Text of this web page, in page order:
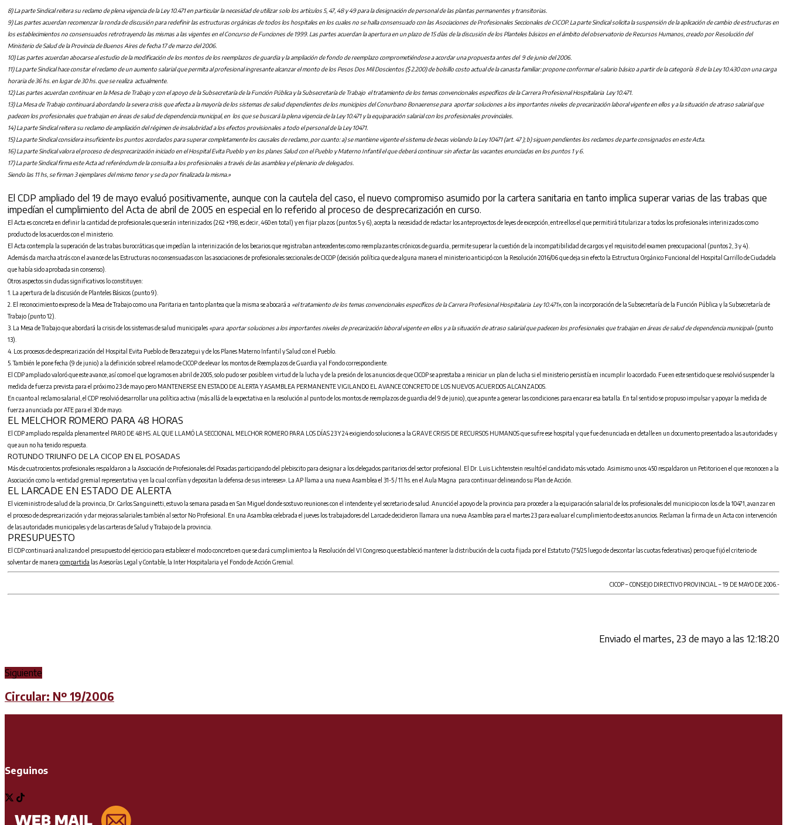
8) La parte Sindical reitera su reclamo de plena vigencia de la Ley 10.471 en particular la necesidad de utilizar solo los artículos 5, 47, 48 y 49 para la designación de personal de las plantas permanentes y transitorias.
9) Las partes acuerdan recomenzar la ronda de discusión para redefinir las estructuras orgánicas de todos los hospitales en los cuales no se halla consensuado con las Asociaciones de Profesionales Seccionales de CICOP. La parte Sindical solicita la suspensión de la aplicación de cambio de estructuras en
los establecimientos no consensuados retrotrayendo las mismas a las vigentes en el Concurso de Funciones de 1999. Las partes acuerdan la apertura en un plazo de 15 días de la discusión de los Planteles básicos en el ámbito del observatorio de Recursos Humanos, creado por Resolución del
Ministerio de Salud de la Provincia de Buenos Aires de fecha 17 de marzo del 2006.
10) Las partes acuerdan abocarse al estudio de la modificación de los montos de los reemplazos de guardia y la ampliación de fondo de reemplazo comprometiéndose a acordar una propuesta antes del 9 de junio del 2006.
11) La parte Sindical hace constar el reclamo de un aumento salarial que permita al profesional ingresante alcanzar el monto de los Pesos Dos Mil Doscientos ($ 2.200) de bolsillo costo actual de la canasta familiar: propone conformar el salario básico a partir de la categoría 8 de la Ley 10.430 con una carga
horaria de 36 hs. en lugar de 30 hs. que se realiza actualmente.
12) Las partes acuerdan continuar en la Mesa de Trabajo y con el apoyo de la Subsecretaría de la Función Pública y la Subsecretaría de Trabajo el tratamiento de los temas convencionales específicos de la Carrera Profesional Hospitalaria Ley 10.471.
13) La Mesa de Trabajo continuará abordando la severa crisis que afecta a la mayoría de los sistemas de salud dependientes de los municipios del Conurbano Bonaerense para aportar soluciones a los importantes niveles de precarización laboral vigente en ellos y a la situación de atraso salarial que
padecen los profesionales que trabajan en áreas de salud de dependencia municipal, en los que se buscará la plena vigencia de la Ley 10.471 y la equiparación salarial con los profesionales provinciales.
14) La parte Sindical reitera su reclamo de ampliación del régimen de insalubridad a los efectos provisionales a todo el personal de la Ley 10471.
15) La parte Sindical considera insuficiente los puntos acordados para superar completamente los causales de reclamo, por cuanto: a) se mantiene vigente el sistema de becas violando la Ley 10471 (art. 47 ); b) siguen pendientes los reclamos de parte consignados en este Acta.
16) La parte Sindical valora el proceso de desprecarización iniciado en el Hospital Evita Pueblo y en los planes Salud con el Pueblo y Materno Infantil el que deberá continuar sin afectar las vacantes enunciadas en los puntos 1 y 6.
17) La parte Sindical firma este Acta ad referéndum de la consulta a los profesionales a través de las asamblea y el plenario de delegados.
Siendo las 11 hs, se firman 3 ejemplares del mismo tenor y se da por finalizada la misma.»
El CDP ampliado del 19 de mayo evaluó positivamente, aunque con la cautela del caso, el nuevo compromiso asumido por la cartera sanitaria en tanto implica superar varias de las trabas que
impedían el cumplimiento del Acta de abril de 2005 en especial en lo referido al proceso de desprecarización en curso.
El Acta es concreta en definir la cantidad de profesionales que serán interinizados (262 +198, es decir, 460 en total) y en fijar plazos (puntos 5 y 6), acepta la necesidad de redactar los anteproyectos de leyes de excepción, entre ellos el que permitirá titularizar a todos los profesionales interinizados como
producto de los acuerdos con el ministerio.
El Acta contempla la superación de las trabas burocráticas que impedían la interinización de los becarios que registraban antecedentes como reemplazantes crónicos de guardia, permite superar la cuestión de la incompatibilidad de cargos y el requisito del examen preocupacional (puntos 2, 3 y 4).
Además da marcha atrás con el avance de las Estructuras no consensuadas con las asociaciones de profesionales seccionales de CICOP (decisión política que de alguna manera el ministerio anticipó con la Resolución 2016/06 que deja sin efecto la Estructura Orgánico Funcional del Hospital Carrillo de Ciudadela
que había sido aprobada sin consenso).
Otros aspectos sin dudas significativos lo constituyen:
1. La apertura de la discusión de Planteles Básicos (punto 9).
2. El reconocimiento expreso de la Mesa de Trabajo como una Paritaria en tanto plantea que la misma se abocará a «el tratamiento de los temas convencionales específicos de la Carrera Profesional Hospitalaria Ley 10.471»,con la incorporación de la Subsecretaría de la Función Pública y la Subsecretaría de
Trabajo (punto 12).
3. La Mesa de Trabajo que abordará la crisis de los sistemas de salud municipales «para aportar soluciones a los importantes niveles de precarización laboral vigente en ellos y a la situación de atraso salarial que padecen los profesionales que trabajan en áreas de salud de dependencia municipal» (punto
13).
4. Los procesos de desprecarización del Hospital Evita Pueblo de Berazategui y de los Planes Materno Infantil y Salud con el Pueblo.
5. También le pone fecha (9 de junio) a la definición sobre el relamo de CICOP de elevar los montos de Reemplazos de Guardia y al Fondo correspondiente.
El CDP ampliado valoró que este avance, así como el que logramos en abril de 2005, solo pudo ser posible en virtud de la lucha y de la presión de los anuncios de que CICOP se aprestaba a reiniciar un plan de lucha si el ministerio persistía en incumplir lo acordado. Fue en este sentido que se resolvió suspender la
medida de fuerza prevista para el próximo 23 de mayo pero MANTENERSE EN ESTADO DE ALERTA Y ASAMBLEA PERMANENTE VIGILANDO EL AVANCE CONCRETO DE LOS NUEVOS ACUERDOS ALCANZADOS.
En cuanto al reclamo salarial, el CDP resolvió desarrollar una política activa (más allá de la expectativa en la resolución al punto de los montos de reemplazos de guardia del 9 de junio), que apunte a generar las condiciones para encarar esa batalla. En tal sentido se propuso impulsar y apoyar la medida de
fuerza anunciada por ATE para el 30 de mayo.
EL MELCHOR ROMERO PARA 48 HORAS
El CDP ampliado respalda plenamente el PARO DE 48 HS. AL QUE LLAMÓ LA SECCIONAL MELCHOR ROMERO PARA LOS DÍAS 23 Y 24 exigiendo soluciones a la GRAVE CRISIS DE RECURSOS HUMANOS que sufre ese hospital y que fue denunciada en detalle en un documento presentado a las autoridades y
que aun no ha tenido respuesta.
ROTUNDO TRIUNFO DE LA CICOP EN EL POSADAS
Más de cuatrocientos profesionales respaldaron a la Asociación de Profesionales del Posadas participando del plebiscito para designar a los delegados paritarios del sector profesional. El Dr. Luis Lichtenstein resultó el candidato más votado. Asimismo unos 450 respaldaron un Petitorio en el que reconocen a la
Asociación como la «entidad gremial representativa y en la cual confían y depositan la defensa de sus intereses». La AP llama a una nueva Asamblea el 31-5 / 11 hs. en el Aula Magna para continuar delineando su Plan de Acción.
EL LARCADE EN ESTADO DE ALERTA
El viceministro de salud de la provincia, Dr. Carlos Sanguinetti, estuvo la semana pasada en San Miguel donde sostuvo reuniones con el intendente y el secretario de salud. Anunció el apoyo de la provincia para proceder a la equiparación salarial de los profesionales del municipio con los de la 10471, avanzar en
el proceso de desprecarización y dar mejoras salariales también al sector No Profesional. En una Asamblea celebrada el jueves los trabajadores del Larcade decidieron llamara una nueva Asamblea para el martes 23 para evaluar el cumplimiento de estos anuncios. Reclaman la firma de un Acta con intervención
de las autoridades municipales y de las carteras de Salud y Trabajo de la provincia.
PRESUPUESTO
El CDP continuará analizando el presupuesto del ejercicio para establecer el modo concreto en que se dará cumplimiento a la Resolución del VI Congreso que estableció mantener la distribución de la cuota fijada por el Estatuto (75/25 luego de descontar las cuotas federativas) pero que fijó el criterio de
solventar de manera compartida las Asesorías Legal y Contable, la Inter Hospitalaria y el Fondo de Acción Gremial.
CICOP – CONSEJO DIRECTIVO PROVINCIAL – 19 DE MAYO DE 2006.-
Enviado el martes, 23 de mayo a las 12:18:20
Siguiente
Circular: Nº 19/2006
Seguinos